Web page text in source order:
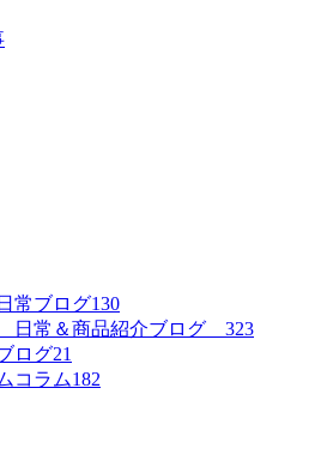
常ブログ130
常＆商品紹介ブログ 323
ログ21
コラム182